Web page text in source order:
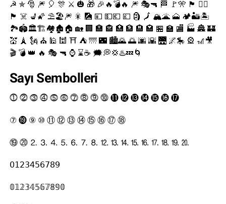
☭ ✯ 🎅 🎆 🎈 🎊 ⚔ 🎃 🎁 🎉🔥💣🔥 🎆 🎭🔫 🏁 🚩🎌 🏴 🏳️‍🌈
🏴‍ ☠️ 💺🌠 ⛱️🏖️🎆 🎇 🎑 💴 💵💶 💷 🗿 🗾 🏔️🌋 🗻 🏕️🏜️🏝️
🏞️🏟️🏛️🏗️🏘️🏚️🏠 🏡 🏢 🏣 🏤 🏥 🏦 🏨 🏩 🏪 🏫 🏬 🏭 🏯 🏰
💒 🗼 🗽 ⛪ 🕌 🕍 ⛩ ⛺ 🌁 🌃 🏙️🌄 🌅 🌆 🌇 🌉 🌌🎠 🎡 🎢🎥
🎬 💣 👑 🔥 🎭 🔫 ⌚ ⌛☕ 🗯️💭💢♨️💤🌀
Sayı Sembolleri
⓵ ⓶ ⓷ ⓸ ⓹ ⓺ ⓻ ⓼ ⓽ ⓾ ⓫ ⓬ ⓭ ⓮ ⓯ ⓰ ⓱
⑦ ⓳ ⑨ ⑩ ⑪ ⑫ ⑬ ⑭ ⑮ ⑯ ⑰ ⑱
⑲ ⑳ ⒉ ⒊ ⒋ ⒌ ⒍ ⒎ ⒏ ⒓ ⒔ ⒕ ⒖ ⒗ ⒘ ⒙ ⒚ ⒛
𝟢𝟣𝟤𝟥𝟦𝟧𝟨𝟩𝟪𝟫
𝟘𝟙𝟚𝟛𝟜𝟝𝟞𝟟𝟠𝟡𝟘